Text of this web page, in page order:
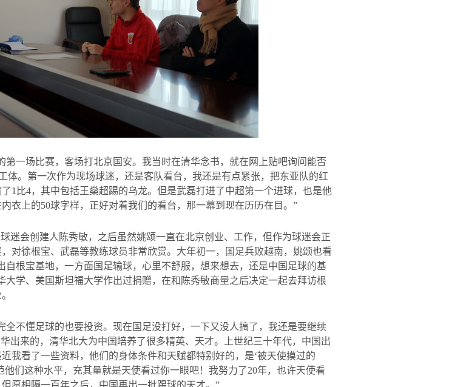
第一场比赛，客场打北京国安。我当时在清华念书，就在网上贴吧询问能否
体。第一次作为现场球迷，还是客队看台，我还是有点紧张，把东亚队的红
1 比4，其中包括王燊超踢的乌龙。但是武磊打进了中超第一个进球，也是他
衣上的50球字样，正好对着我们的看台，那一幕到现在历历在目。”
迷会创建人陈秀敏，之后虽然姚颂一直在北京创业、工作，但作为球迷会正
对徐根宝、武磊等教练球员非常欣赏。大年初一，国足兵败越南，姚颂也看
自根宝基地，一方面国足输球，心里不舒服，想来想去，还是中国足球的基
学、美国斯坦福大学作出过捐赠，在和陈秀敏商量之后决定一起去拜访根
全不懂足球的也要投资。现在国足没打好，一下又没人搞了，我还是要继续
出来的，清华北大为中国培养了很多精英、天才。上世纪三十年代，中国出
我看了一些资料，他们的身体条件和天赋都特别好的，是‘被天使摸过的
们这种水平，充其量就是天使看过你一眼吧！我努力了20年，也许天使看
愿相隔一百年之后，中国再出一批踢球的天才。”